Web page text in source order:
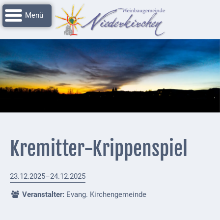
Navigation
überspringen
Startseite
Grussworte
Rathaus
Unser
Niederkirchen
Impressionen
Nachrichtenarchiv
Deidesheim
Kremitter-Krippenspiel
23.12.2025–24.12.2025
Veranstalter: Evang. Kirchengemeinde